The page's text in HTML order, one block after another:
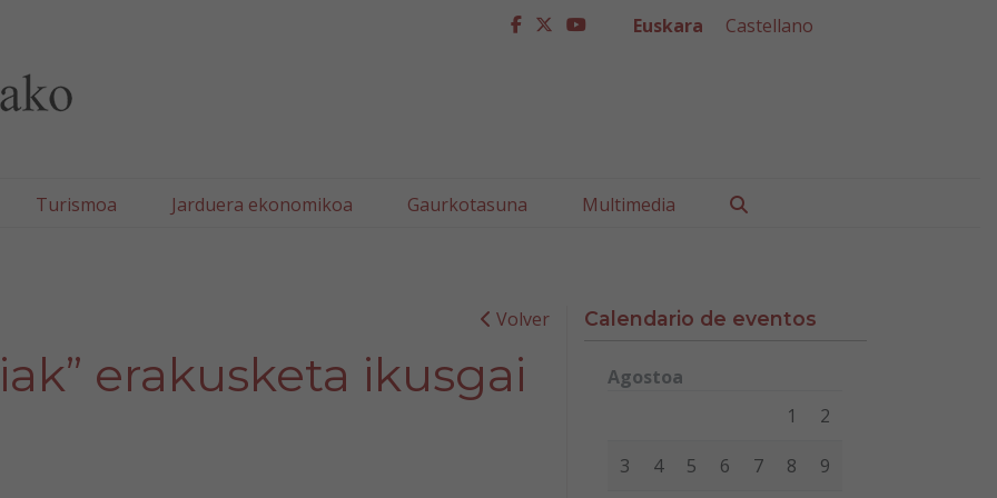
facebook
twitter
youtube
Euskara Castellano
Turismoa Jarduera ekonomikoa Gaurkotasuna Multimedia
Volver
erakusketa ikusgai
Calendario de eventos
Agostoa
Miércoles Jueves
1 2
3 4 5 6 7 8 9